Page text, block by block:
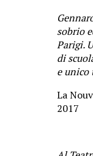
sobrio
Parigi.
di
e unico
La
2017